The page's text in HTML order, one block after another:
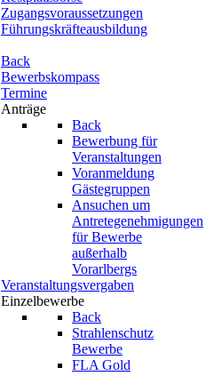
Zugangsvoraussetzungen
Führungskräfteausbildung
Back
Bewerbskompass
Termine
Anträge
Back
Bewerbung für
Veranstaltungen
Voranmeldung
Gästegruppen
Ansuchen um
Antretegenehmigungen
für Bewerbe
außerhalb
Vorarlbergs
Veranstaltungsvergaben
Einzelbewerbe
Back
Strahlenschutz
Bewerbe
FLA Gold